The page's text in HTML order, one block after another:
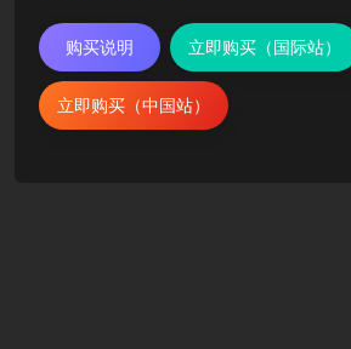
购买说明 立即购买（国际站）
立即购买（中国站）